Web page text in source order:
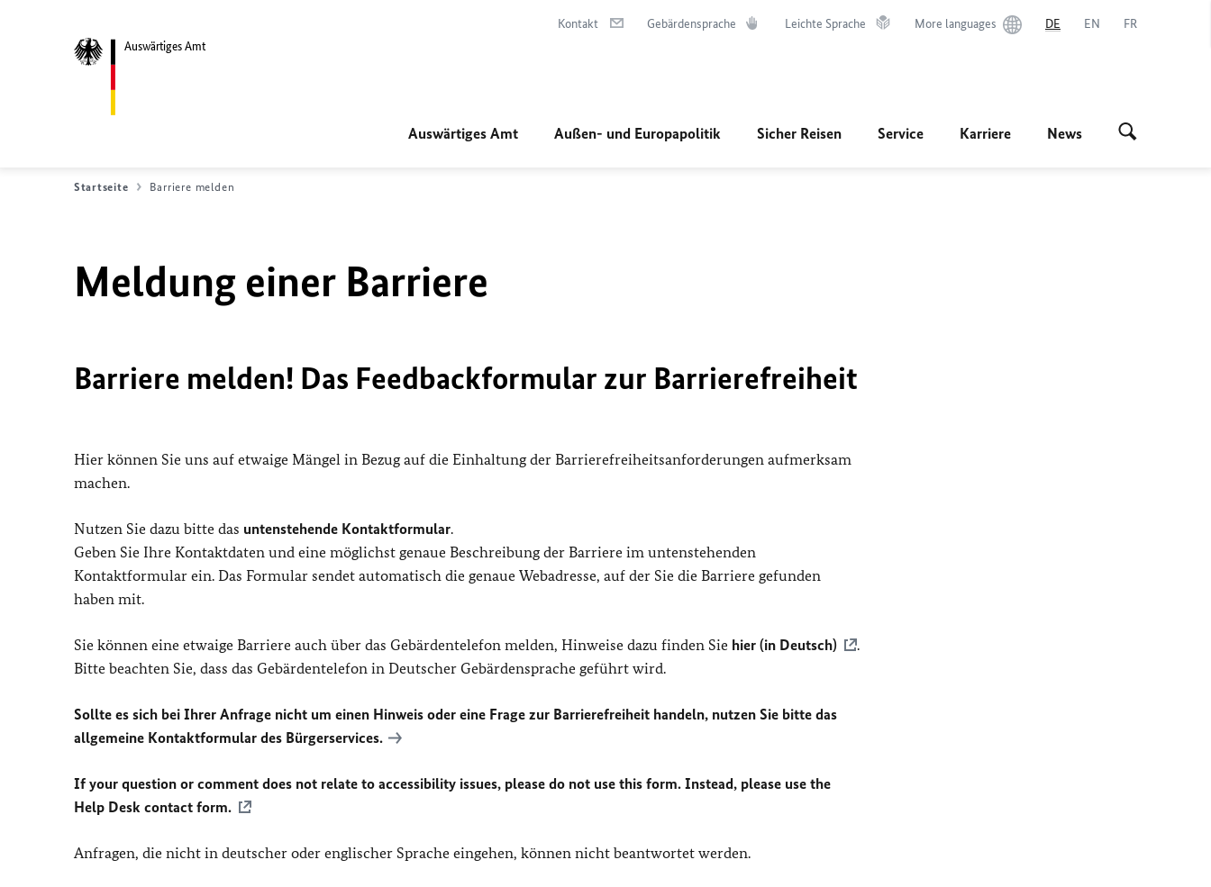
Auswärtiges Amt
Kontakt Gebärdensprache Leichte Sprache More languages DE EN FR
Auswärtiges Amt Außen- und Europapolitik Sicher Reisen Service Karriere News
Startseite Barriere melden
Meldung einer Barriere
Barriere melden! Das Feedbackformular zur Barrierefreiheit
Hier können Sie uns auf etwaige Mängel in Bezug auf die Einhaltung der Barrierefreiheitsanforderungen aufmerksam
machen.
Nutzen Sie dazu bitte das untenstehende Kontaktformular.
Geben Sie Ihre Kontaktdaten und eine möglichst genaue Beschreibung der Barriere im untenstehenden
Kontaktformular ein. Das Formular sendet automatisch die genaue Webadresse, auf der Sie die Barriere gefunden
haben mit.
Sie können eine etwaige Barriere auch über das Gebärdentelefon melden, Hinweise dazu finden Sie hier (in Deutsch)
.
Bitte beachten Sie, dass das Gebärdentelefon in Deutscher Gebärdensprache geführt wird.
Sollte es sich bei Ihrer Anfrage nicht um einen Hinweis oder eine Frage zur Barrierefreiheit handeln, nutzen Sie bitte das
allgemeine Kontaktformular des Bürgerservices.
If your question or comment does not relate to accessibility issues, please do not use this form. Instead, please use the
Help Desk contact form.
Anfragen, die nicht in deutscher oder englischer Sprache eingehen, können nicht beantwortet werden.